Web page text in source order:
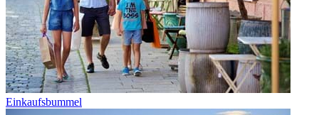
Einkaufsbummel